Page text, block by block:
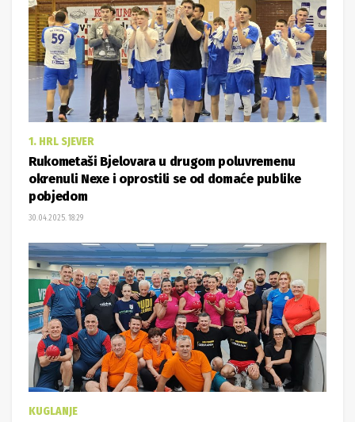
1. HRL SJEVER
Rukometaši Bjelovara u drugom poluvremenu
okrenuli Nexe i oprostili se od domaće publike
pobjedom
30.04.2025. 18:29
KUGLANJE